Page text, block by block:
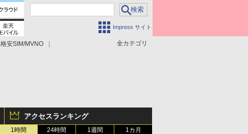
Impress サイト
全カテゴリ
格安SIM/MVNO
アクセスランキング
1時間 24時間 1週間 1カ月